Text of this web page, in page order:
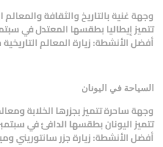
وجهة غنية بالتاريخ والثقافة والمعالم
تتميز إيطاليا بطقسها المعتدل في
أفضل الأنشطة: زيارة المعالم
السياحة في اليونان
وجهة ساحرة تتميز بجزرها الخلابة
تتميز اليونان بطقسها الدافئ في
أفضل الأنشطة: زيارة جزر سانتوريني